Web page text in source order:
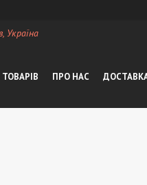
Україна
ПРО НАС